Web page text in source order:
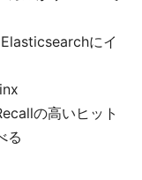
にイ
の高いヒット
る